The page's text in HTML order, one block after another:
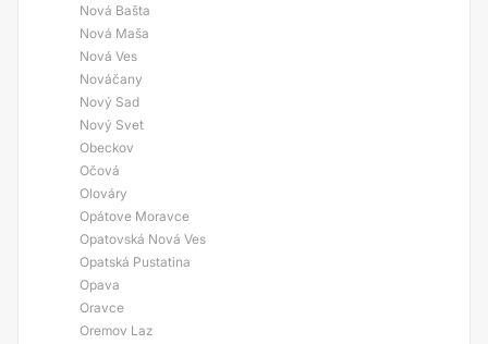
Nová Bašta
Nová Maša
Nová Ves
Nováčany
Nový Sad
Nový Svet
Obeckov
Očová
Olováry
Opátove Moravce
Opatovská Nová Ves
Opatská Pustatina
Opava
Oravce
Oremov Laz